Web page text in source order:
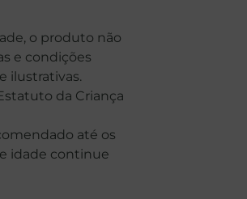
o produto não
e condições
ilustrativas.
da Criança
até os
idade continue